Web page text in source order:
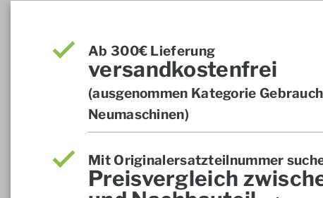
Ab 300€ Lieferung
versandkostenfrei
(ausgenommen Kategorie
Neumaschinen)
Mit Originalersatzteilnummer
Preisvergleich